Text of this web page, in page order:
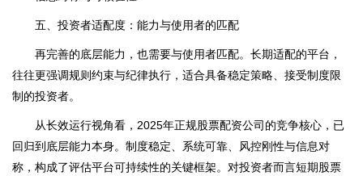
五、投资者适配度：能力与使用者的匹配
再完善的底层能力，也需要与使用者匹配。长期适配的平台，
往往更强调规则约束与纪律执行，适合具备稳定策略、接受制度限
制的投资者。
从长效运行视角看，2025年正规股票配资公司的竞争核心，已
回归到底层能力本身。制度稳定、系统可靠、风控刚性与信息对
称，构成了评估平台可持续性的关键框架。对投资者而言短期股票